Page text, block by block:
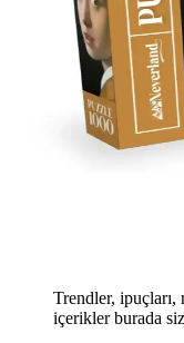
Trendler,
içerikler burada